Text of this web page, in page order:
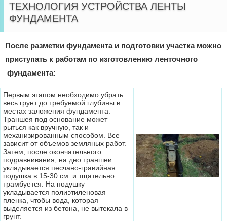
ТЕХНОЛОГИЯ УСТРОЙСТВА ЛЕНТЫ
ФУНДАМЕНТА
После разметки фундамента и подготовки участка можно
приступать к работам по изготовлению ленточного
фундамента:
Первым этапом необходимо убрать
весь грунт до требуемой глубины в
местах заложения фундамента.
Траншея под основание может
рыться как вручную, так и
механизированным способом. Все
зависит от объемов земляных работ.
Затем, после окончательного
подравнивания, на дно траншеи
укладывается песчано-гравийная
подушка в 15-30 см. и тщательно
трамбуется. На подушку
укладывается полиэтиленовая
пленка, чтобы вода, которая
выделяется из бетона, не вытекала в
грунт.